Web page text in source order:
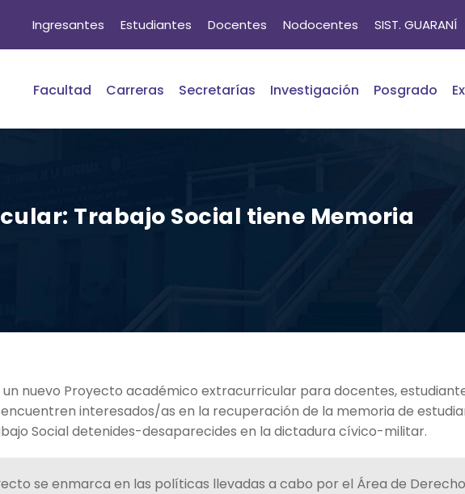
Ingresantes Estudiantes Docentes Nodocentes SIST. GUARANÍ
Facultad Carreras Secretarías Investigación Posgrado
Trabajo Social tiene Memoria
nuevo Proyecto académico extracurricular para docentes,
interesados/as en la recuperación de la memoria de
Social detenides-desaparecides en la dictadura cívico-militar.
se enmarca en las políticas llevadas a cabo por el Área de